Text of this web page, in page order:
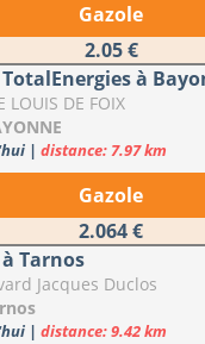
Gazole
2.05 €
à
LOUIS DE FOIX
| distance: 7.97 km
Gazole
2.064 €
Tarnos
Jacques Duclos
| distance: 9.42 km